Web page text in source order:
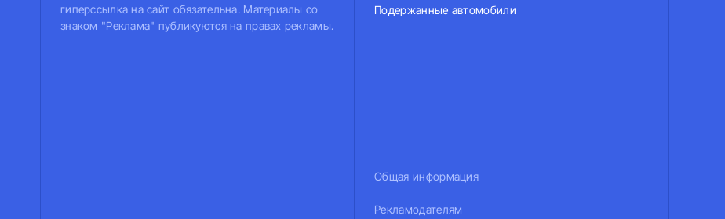
гиперссылка на сайт обязательна. Материалы со
знаком "Реклама" публикуются на правах рекламы.
Подержанные автомобили
Общая информация
Рекламодателям